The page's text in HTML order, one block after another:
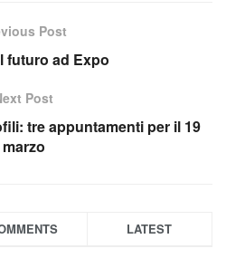
Post
futuro ad Expo
Post
tre appuntamenti per il 19
marzo
LATEST